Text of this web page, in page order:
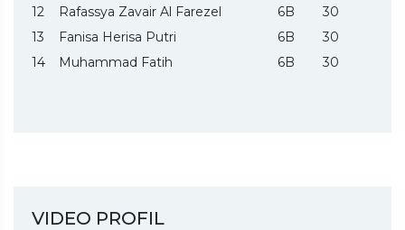
12
Rafassya Zavair Al Farezel 6B
30
13
Fanisa Herisa Putri 6B
30
14
Muhammad Fatih 6B 30
VIDEO PROFIL